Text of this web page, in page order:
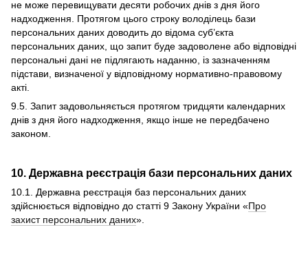
не може перевищувати десяти робочих днів з дня його
надходження. Протягом цього строку володілець бази
персональних даних доводить до відома суб’єкта
персональних даних, що запит буде задоволене або відповідні
персональні дані не підлягають наданню, із зазначенням
підстави, визначеної у відповідному нормативно-правовому
акті.
9.5. Запит задовольняється протягом тридцяти календарних
днів з дня його надходження, якщо інше не передбачено
законом.
10. Державна реєстрація бази персональних даних
10.1. Державна реєстрація баз персональних даних
здійснюється відповідно до статті 9 Закону України «Про
захист персональних даних».